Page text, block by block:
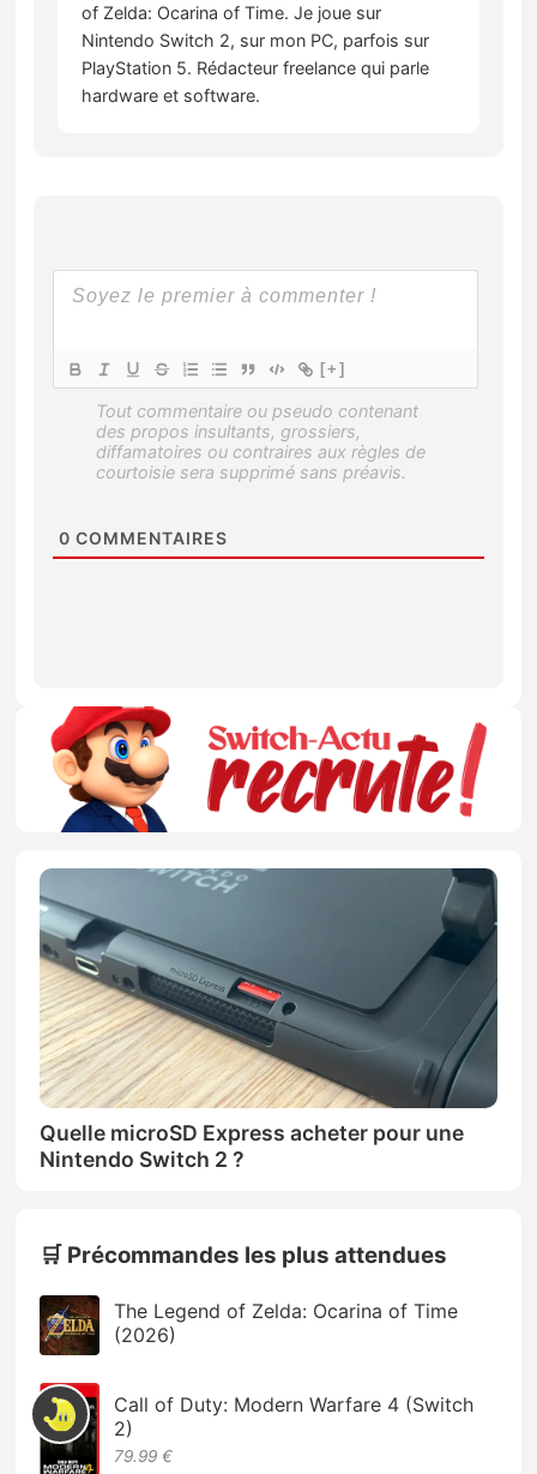
of Zelda: Ocarina of Time. Je joue sur
Nintendo Switch 2, sur mon PC, parfois sur
PlayStation 5. Rédacteur freelance qui parle
hardware et software.
[+]
0 COMMENTAIRES
Quelle microSD Express acheter pour une
Nintendo Switch 2 ?
🛒 Précommandes les plus attendues
The Legend of Zelda: Ocarina of Time
(2026)
Call of Duty: Modern Warfare 4 (Switch
2)
79.99 €